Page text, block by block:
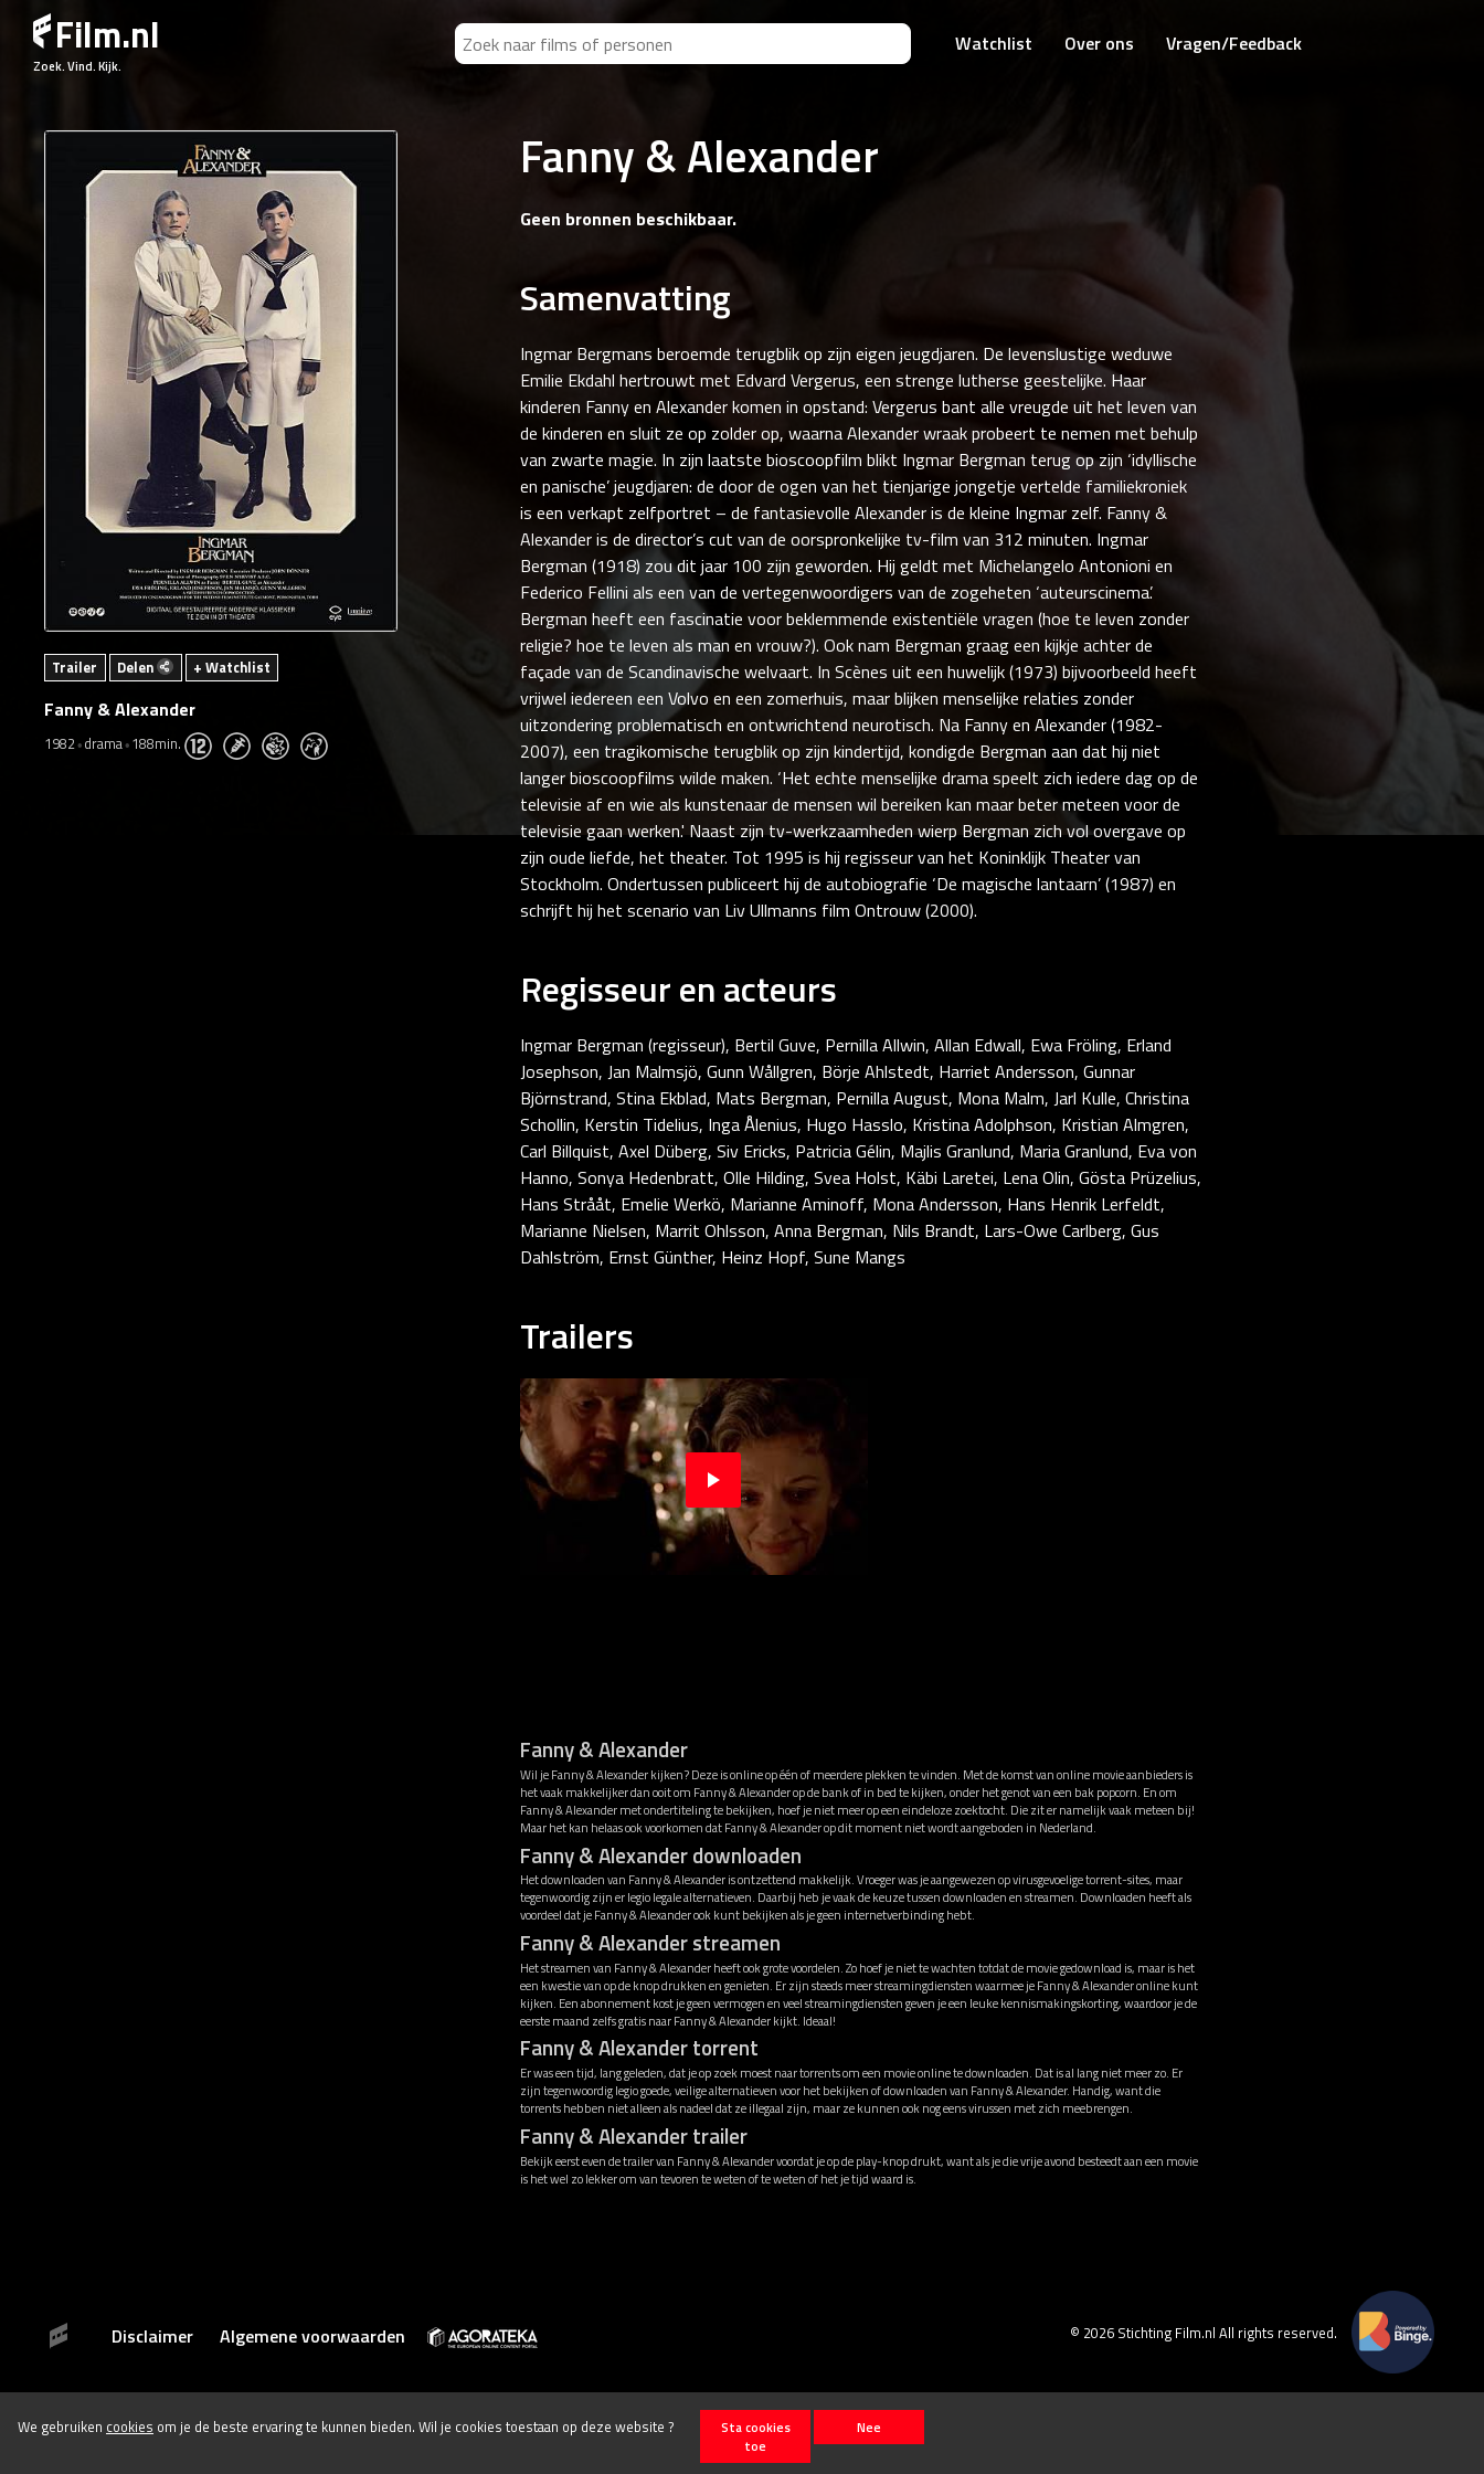
Film.nl
Zoek. Vind. Kijk.
Watchlist Over ons Vragen/Feedback
Trailer Delen + Watchlist
Fanny & Alexander
1982 drama 188min.
Fanny & Alexander
Geen bronnen beschikbaar.
Samenvatting
Ingmar Bergmans beroemde terugblik op zijn eigen jeugdjaren. De levenslustige weduwe
Emilie Ekdahl hertrouwt met Edvard Vergerus, een strenge lutherse geestelijke. Haar
kinderen Fanny en Alexander komen in opstand: Vergerus bant alle vreugde uit het leven van
de kinderen en sluit ze op zolder op, waarna Alexander wraak probeert te nemen met behulp
van zwarte magie. In zijn laatste bioscoopfilm blikt Ingmar Bergman terug op zijn ‘idyllische
en panische’ jeugdjaren: de door de ogen van het tienjarige jongetje vertelde familiekroniek
is een verkapt zelfportret – de fantasievolle Alexander is de kleine Ingmar zelf. Fanny &
Alexander is de director’s cut van de oorspronkelijke tv-film van 312 minuten. Ingmar
Bergman (1918) zou dit jaar 100 zijn geworden. Hij geldt met Michelangelo Antonioni en
Federico Fellini als een van de vertegenwoordigers van de zogeheten ‘auteurscinema’.
Bergman heeft een fascinatie voor beklemmende existentiële vragen (hoe te leven zonder
religie? hoe te leven als man en vrouw?). Ook nam Bergman graag een kijkje achter de
façade van de Scandinavische welvaart. In Scènes uit een huwelijk (1973) bijvoorbeeld heeft
vrijwel iedereen een Volvo en een zomerhuis, maar blijken menselijke relaties zonder
uitzondering problematisch en ontwrichtend neurotisch. Na Fanny en Alexander (1982-
2007), een tragikomische terugblik op zijn kindertijd, kondigde Bergman aan dat hij niet
langer bioscoopfilms wilde maken. ‘Het echte menselijke drama speelt zich iedere dag op de
televisie af en wie als kunstenaar de mensen wil bereiken kan maar beter meteen voor de
televisie gaan werken.' Naast zijn tv-werkzaamheden wierp Bergman zich vol overgave op
zijn oude liefde, het theater. Tot 1995 is hij regisseur van het Koninklijk Theater van
Stockholm. Ondertussen publiceert hij de autobiografie ‘De magische lantaarn’ (1987) en
schrijft hij het scenario van Liv Ullmanns film Ontrouw (2000).
Regisseur en acteurs
Ingmar Bergman (regisseur), Bertil Guve, Pernilla Allwin, Allan Edwall, Ewa Fröling, Erland
Josephson, Jan Malmsjö, Gunn Wållgren, Börje Ahlstedt, Harriet Andersson, Gunnar
Björnstrand, Stina Ekblad, Mats Bergman, Pernilla August, Mona Malm, Jarl Kulle, Christina
Schollin, Kerstin Tidelius, Inga Ålenius, Hugo Hasslo, Kristina Adolphson, Kristian Almgren,
Carl Billquist, Axel Düberg, Siv Ericks, Patricia Gélin, Majlis Granlund, Maria Granlund, Eva von
Hanno, Sonya Hedenbratt, Olle Hilding, Svea Holst, Käbi Laretei, Lena Olin, Gösta Prüzelius,
Hans Strååt, Emelie Werkö, Marianne Aminoff, Mona Andersson, Hans Henrik Lerfeldt,
Marianne Nielsen, Marrit Ohlsson, Anna Bergman, Nils Brandt, Lars-Owe Carlberg, Gus
Dahlström, Ernst Günther, Heinz Hopf, Sune Mangs
Trailers
Fanny & Alexander
Wil je Fanny & Alexander kijken? Deze is online op één of meerdere plekken te vinden. Met de komst van online movie aanbieders is
het vaak makkelijker dan ooit om Fanny & Alexander op de bank of in bed te kijken, onder het genot van een bak popcorn. En om
Fanny & Alexander met ondertiteling te bekijken, hoef je niet meer op een eindeloze zoektocht. Die zit er namelijk vaak meteen bij!
Maar het kan helaas ook voorkomen dat Fanny & Alexander op dit moment niet wordt aangeboden in Nederland.
Fanny & Alexander downloaden
Het downloaden van Fanny & Alexander is ontzettend makkelijk. Vroeger was je aangewezen op virusgevoelige torrent-sites, maar
tegenwoordig zijn er legio legale alternatieven. Daarbij heb je vaak de keuze tussen downloaden en streamen. Downloaden heeft als
voordeel dat je Fanny & Alexander ook kunt bekijken als je geen internetverbinding hebt.
Fanny & Alexander streamen
Het streamen van Fanny & Alexander heeft ook grote voordelen. Zo hoef je niet te wachten totdat de movie gedownload is, maar is het
een kwestie van op de knop drukken en genieten. Er zijn steeds meer streamingdiensten waarmee je Fanny & Alexander online kunt
kijken. Een abonnement kost je geen vermogen en veel streamingdiensten geven je een leuke kennismakingskorting, waardoor je de
eerste maand zelfs gratis naar Fanny & Alexander kijkt. Ideaal!
Fanny & Alexander torrent
Er was een tijd, lang geleden, dat je op zoek moest naar torrents om een movie online te downloaden. Dat is al lang niet meer zo. Er
zijn tegenwoordig legio goede, veilige alternatieven voor het bekijken of downloaden van Fanny & Alexander. Handig, want die
torrents hebben niet alleen als nadeel dat ze illegaal zijn, maar ze kunnen ook nog eens virussen met zich meebrengen.
Fanny & Alexander trailer
Bekijk eerst even de trailer van Fanny & Alexander voordat je op de play-knop drukt, want als je die vrije avond besteedt aan een movie
is het wel zo lekker om van tevoren te weten of te weten of het je tijd waard is.
We gebruiken cookies om je de beste ervaring te kunnen bieden. Wil je cookies toestaan op deze website ?
Sta cookies
toe
Nee
Disclaimer Algemene voorwaarden © 2026 Stichting Film.nl All rights reserved.